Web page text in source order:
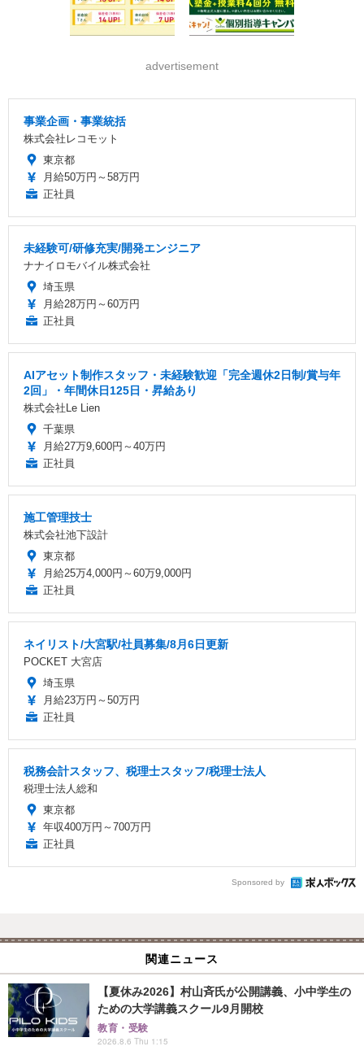
advertisement
事業企画・事業統括
株式会社レコモット
東京都
月給50万円～58万円
正社員
未経験可/研修充実/開発エンジニア
ナナイロモバイル株式会社
埼玉県
月給28万円～60万円
正社員
AIアセット制作スタッフ・未経験歓迎「完全週休2日制/賞与年
2回」・年間休日125日・昇給あり
株式会社Le Lien
千葉県
月給27万9,600円～40万円
正社員
施工管理技士
株式会社池下設計
東京都
月給25万4,000円～60万9,000円
正社員
ネイリスト/大宮駅/社員募集/8月6日更新
POCKET 大宮店
埼玉県
月給23万円～50万円
正社員
税務会計スタッフ、税理士スタッフ/税理士法人
税理士法人総和
東京都
年収400万円～700万円
正社員
Sponsored by
関連ニュース
【夏休み2026】村山斉氏が公開講義、小中学生の
ための大学講義スクール9月開校
教育・受験
2026.8.6 Thu 1:15